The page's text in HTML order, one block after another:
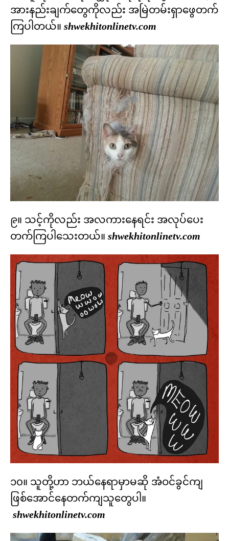
အားနည်းချက်တွေကိုလည်း အမြဲတမ်းရှာဖွေတက်
ကြပါတယ်။ shwekhitonlinetv.com
၉။ သင့်ကိုလည်း အလကားနေရင်း အလုပ်ပေး
တက်ကြပါသေးတယ်။ shwekhitonlinetv.com
၁၀။ သူတို့ဟာ ဘယ်နေရာမှာမဆို အံဝင်ခွင်ကျ
ဖြစ်အောင်နေတက်ကျသူတွေပါ။
shwekhitonlinetv.com